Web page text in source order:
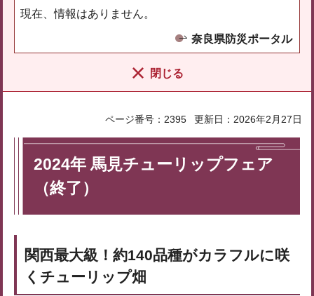
現在、情報はありません。
奈良県防災ポータル
閉じる
ページ番号：2395 更新日：2026年2月27日
2024年 馬見チューリップフェア
（終了）
関西最大級！約140品種がカラフルに咲
くチューリップ畑